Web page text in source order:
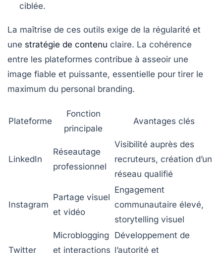
ciblée.
La maîtrise de ces outils exige de la régularité et
une stratégie de contenu claire. La cohérence
entre les plateformes contribue à asseoir une
image fiable et puissante, essentielle pour tirer le
maximum du personal branding.
Plateforme
Fonction
principale
Avantages clés
LinkedIn
Réseautage
professionnel
Visibilité auprès des
recruteurs, création d’un
réseau qualifié
Instagram
Partage visuel
et vidéo
Engagement
communautaire élevé,
storytelling visuel
Twitter
Microblogging
et interactions
Développement de
l’autorité et